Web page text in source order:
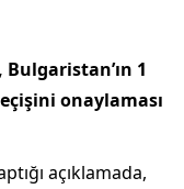
1
onaylaması
açıklamada,